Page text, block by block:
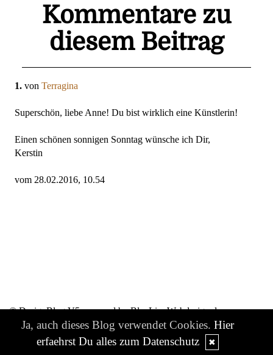
Kommentare zu
diesem Beitrag
1. von Terragina
Superschön, liebe Anne! Du bist wirklich eine Künstlerin!
Einen schönen sonnigen Sonntag wünsche ich Dir,
Kerstin
vom 28.02.2016, 10.54
© DesignBlog V5 powered by BlueLionWebdesign.de
Ja, auch dieses Blog verwendet Cookies. Hier
erfaehrst Du alles zum Datenschutz
✖